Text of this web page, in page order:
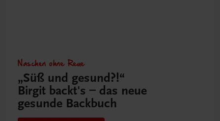
Naschen ohne Reue
„Süß und gesund?!“
Birgit backt's – das neue
gesunde Backbuch